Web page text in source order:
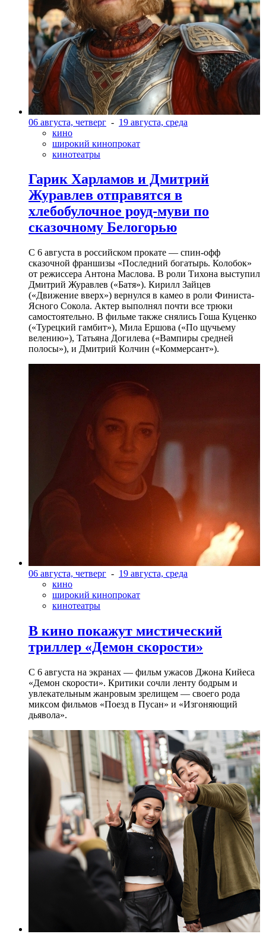
06 августа, четверг - 19 августа, среда
кино
широкий кинопрокат
кинотеатры
Гарик Харламов и Дмитрий
Журавлев отправятся в
хлебобулочное роуд-муви по
сказочному Белогорью
С 6 августа в российском прокате — спин-офф
сказочной франшизы «Последний богатырь. Колобок»
от режиссера Антона Маслова. В роли Тихона выступил
Дмитрий Журавлев («Батя»). Кирилл Зайцев
(«Движение вверх») вернулся в камео в роли Финиста-
Ясного Сокола. Актер выполнял почти все трюки
самостоятельно. В фильме также снялись Гоша Куценко
(«Турецкий гамбит»), Мила Ершова («По щучьему
велению»), Татьяна Догилева («Вампиры средней
полосы»), и Дмитрий Колчин («Коммерсант»).
06 августа, четверг - 19 августа, среда
кино
широкий кинопрокат
кинотеатры
В кино покажут мистический
триллер «Демон скорости»
С 6 августа на экранах — фильм ужасов Джона Кийеса
«Демон скорости». Критики сочли ленту бодрым и
увлекательным жанровым зрелищeм — своего рода
миксом фильмов «Поезд в Пусан» и «Изгоняющий
дьявола».